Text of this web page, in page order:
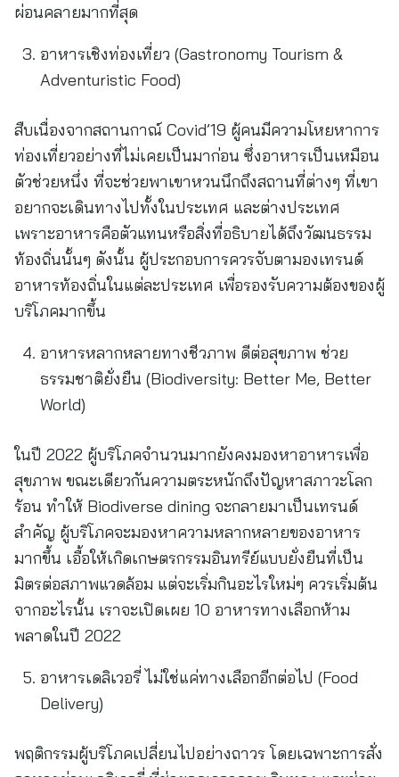
ผ่อนคลายมากที่สุด
อาหารเชิงท่องเที่ยว (Gastronomy Tourism &
Adventuristic Food)
สืบเนื่องจากสถานกาณ์ Covid’19 ผู้คนมีความโหยหาการ
ท่องเที่ยวอย่างที่ไม่เคยเป็นมาก่อน ซึ่งอาหารเป็นเหมือน
ตัวช่วยหนึ่ง ที่จะช่วยพาเขาหวนนึกถึงสถานที่ต่างๆ ที่เขา
อยากจะเดินทางไปทั้งในประเทศ และต่างประเทศ
เพราะอาหารคือตัวแทนหรือสิ่งที่อธิบายได้ถึงวัฒนธรรม
ท้องถิ่นนั้นๆ ดังนั้น ผู้ประกอบการควรจับตามองเทรนด์
อาหารท้องถิ่นในแต่ละประเทศ เพื่อรองรับความต้องของผู้
บริโภคมากขึ้น
อาหารหลากหลายทางชีวภาพ ดีต่อสุขภาพ ช่วย
ธรรมชาติยั่งยืน (Biodiversity: Better Me, Better
World)
ในปี 2022 ผู้บริโภคจำนวนมากยังคงมองหาอาหารเพื่อ
สุขภาพ ขณะเดียวกันความตระหนักถึงปัญหาสภาวะโลก
ร้อน ทำให้ Biodiverse dining จะกลายมาเป็นเทรนด์
สำคัญ ผู้บริโภคจะมองหาความหลากหลายของอาหาร
มากขึ้น เอื้อให้เกิดเกษตรกรรมอินทรีย์แบบยั่งยืนที่เป็น
มิตรต่อสภาพแวดล้อม แต่จะเริ่มกินอะไรใหม่ๆ ควรเริ่มต้น
จากอะไรนั้น เราจะเปิดเผย 10 อาหารทางเลือกห้าม
พลาดในปี 2022
อาหารเดลิเวอรี่ ไม่ใช่แค่ทางเลือกอีกต่อไป (Food
Delivery)
พฤติกรรมผู้บริโภคเปลี่ยนไปอย่างถาวร โดยเฉพาะการสั่ง